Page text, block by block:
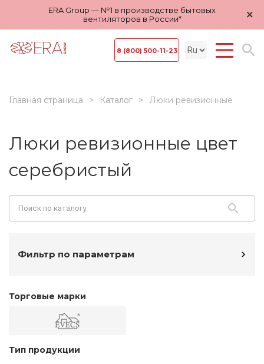
ERA Group — №1 в производстве бытовых
вентиляторов в России*
×
8 (800) 500-11-23
Главная страница Каталог Люки ревизионные
Люки ревизионные цвет
серебристый
Фильтр по параметрам
Торговые марки
Тип продукции